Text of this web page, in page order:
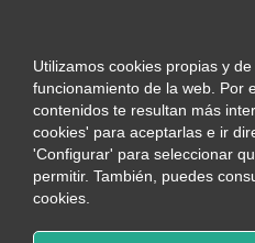
Utilizamos cookies propias y
funcionamiento de la web. Por
contenidos te resultan más
cookies' para aceptarlas e ir
'Configurar' para seleccionar
permitir. También, puedes
cookies.